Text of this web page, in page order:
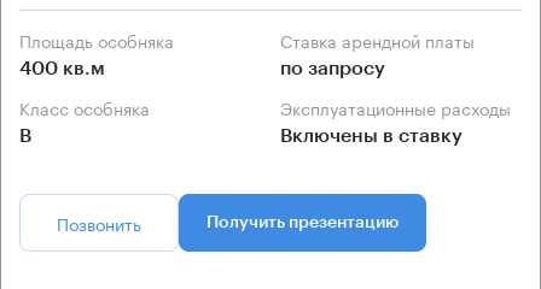
Площадь особняка
400 кв.м
Ставка арендной платы
по запросу
Класс особняка
B
Эксплуатационные расходы
Включены в ставку
Позвонить Получить презентацию